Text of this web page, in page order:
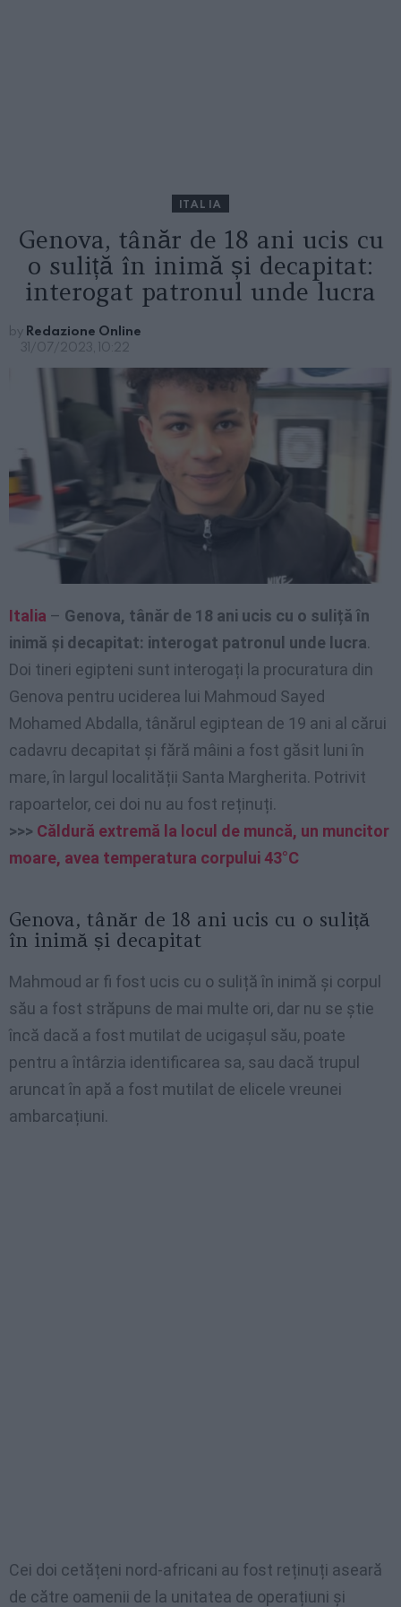
ITALIA
Genova, tânăr de 18 ani ucis cu
o suliță în inimă și decapitat:
interogat patronul unde lucra
by Redazione Online
31/07/2023, 10:22
Italia – Genova, tânăr de 18 ani ucis cu o suliță în
inimă și decapitat: interogat patronul unde lucra.
Doi tineri egipteni sunt interogați la procuratura din
Genova pentru uciderea lui Mahmoud Sayed
Mohamed Abdalla, tânărul egiptean de 19 ani al cărui
cadavru decapitat și fără mâini a fost găsit luni în
mare, în largul localității Santa Margherita. Potrivit
rapoartelor, cei doi nu au fost reținuți.
>>> Căldură extremă la locul de muncă, un muncitor
moare, avea temperatura corpului 43°C
Genova, tânăr de 18 ani ucis cu o suliță
în inimă și decapitat
Mahmoud ar fi fost ucis cu o suliță în inimă și corpul
său a fost străpuns de mai multe ori, dar nu se știe
încă dacă a fost mutilat de ucigașul său, poate
pentru a întârzia identificarea sa, sau dacă trupul
aruncat în apă a fost mutilat de elicele vreunei
ambarcațiuni.
Cei doi cetățeni nord-africani au fost reținuți aseară
de către oamenii de la unitatea de operațiuni și